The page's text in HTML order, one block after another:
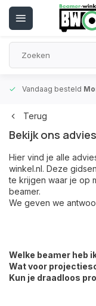
Vandaag besteld
Terug
Bekijk ons
Hier vind je alle
winkel.nl. Deze
te krijgen waar je op
beamer.
We geven we
Welke beamer heb
Wat voor
Kun je draadloos